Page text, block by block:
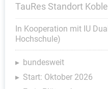
TauRes Standort
In Kooperation mit IU
Hochschule)
bundesweit
Start: Oktober 2026